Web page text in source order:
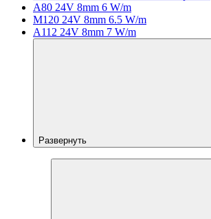
A80 24V 8mm 6 W/m
M120 24V 8mm 6.5 W/m
A112 24V 8mm 7 W/m
Развернуть